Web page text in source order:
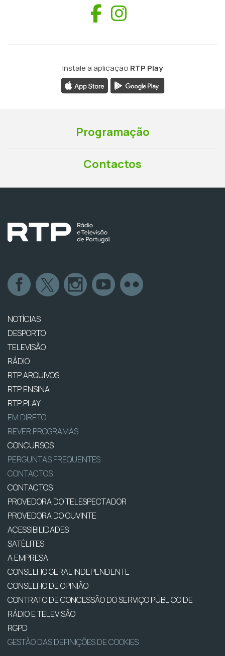
Facebook
Instale a aplicação RTP Play
Programação
Contactos
NOTÍCIAS
DESPORTO
TELEVISÃO
RÁDIO
RTP ARQUIVOS
RTP ENSINA
RTP PLAY
EM DIRETO
REVER PROGRAMAS
CONCURSOS
PERGUNTAS FREQUENTES
CONTACTOS
CONTACTOS
PROVEDORA DO TELESPECTADOR
PROVEDORA DO OUVINTE
ACESSIBILIDADES
SATÉLITES
A EMPRESA
CONSELHO GERAL INDEPENDENTE
CONSELHO DE OPINIÃO
CONTRATO DE CONCESSÃO DO SERVIÇO PÚBLICO DE
RÁDIO E TELEVISÃO
RGPD
GESTÃO DAS DEFINIÇÕES DE COOKIES